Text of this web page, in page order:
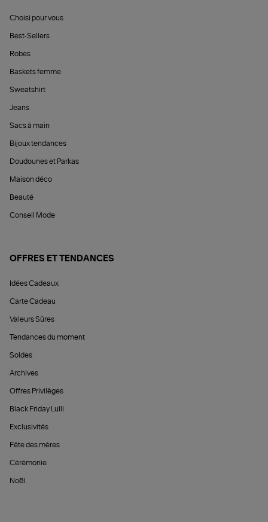
Choisi pour vous
Best-Sellers
Robes
Baskets femme
Sweatshirt
Jeans
Sacs à main
Bijoux tendances
Doudounes et Parkas
Maison déco
Beauté
Conseil Mode
OFFRES ET TENDANCES
Idées Cadeaux
Carte Cadeau
Valeurs Sûres
Tendances du moment
Soldes
Archives
Offres Privilèges
Black Friday Lulli
Exclusivités
Fête des mères
Cérémonie
Noël